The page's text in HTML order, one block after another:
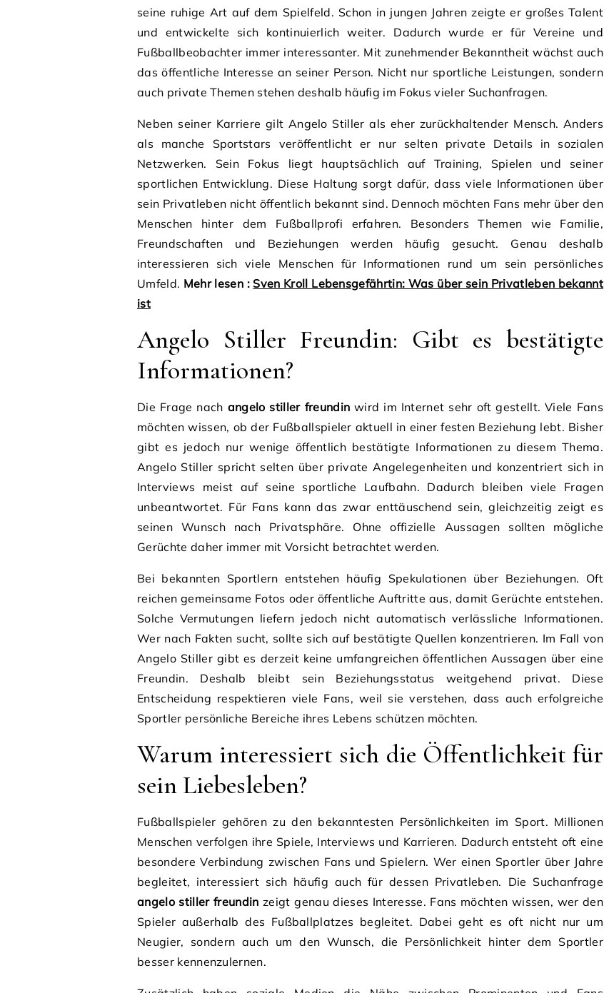
seine ruhige Art auf dem Spielfeld. Schon in jungen Jahren zeigte er großes Talent
und entwickelte sich kontinuierlich weiter. Dadurch wurde er für Vereine und
Fußballbeobachter immer interessanter. Mit zunehmender Bekanntheit wächst auch
das öffentliche Interesse an seiner Person. Nicht nur sportliche Leistungen, sondern
auch private Themen stehen deshalb häufig im Fokus vieler Suchanfragen.
Neben seiner Karriere gilt Angelo Stiller als eher zurückhaltender Mensch. Anders
als manche Sportstars veröffentlicht er nur selten private Details in sozialen
Netzwerken. Sein Fokus liegt hauptsächlich auf Training, Spielen und seiner
sportlichen Entwicklung. Diese Haltung sorgt dafür, dass viele Informationen über
sein Privatleben nicht öffentlich bekannt sind. Dennoch möchten Fans mehr über den
Menschen hinter dem Fußballprofi erfahren. Besonders Themen wie Familie,
Freundschaften und Beziehungen werden häufig gesucht. Genau deshalb
interessieren sich viele Menschen für Informationen rund um sein persönliches
Umfeld. Mehr lesen :Sven Kroll Lebensgefährtin: Was über sein Privatleben bekannt
ist
Angelo Stiller Freundin: Gibt es bestätigte
Informationen?
Die Frage nach angelo stiller freundin wird im Internet sehr oft gestellt. Viele Fans
möchten wissen, ob der Fußballspieler aktuell in einer festen Beziehung lebt. Bisher
gibt es jedoch nur wenige öffentlich bestätigte Informationen zu diesem Thema.
Angelo Stiller spricht selten über private Angelegenheiten und konzentriert sich in
Interviews meist auf seine sportliche Laufbahn. Dadurch bleiben viele Fragen
unbeantwortet. Für Fans kann das zwar enttäuschend sein, gleichzeitig zeigt es
seinen Wunsch nach Privatsphäre. Ohne offizielle Aussagen sollten mögliche
Gerüchte daher immer mit Vorsicht betrachtet werden.
Bei bekannten Sportlern entstehen häufig Spekulationen über Beziehungen. Oft
reichen gemeinsame Fotos oder öffentliche Auftritte aus, damit Gerüchte entstehen.
Solche Vermutungen liefern jedoch nicht automatisch verlässliche Informationen.
Wer nach Fakten sucht, sollte sich auf bestätigte Quellen konzentrieren. Im Fall von
Angelo Stiller gibt es derzeit keine umfangreichen öffentlichen Aussagen über eine
Freundin. Deshalb bleibt sein Beziehungsstatus weitgehend privat. Diese
Entscheidung respektieren viele Fans, weil sie verstehen, dass auch erfolgreiche
Sportler persönliche Bereiche ihres Lebens schützen möchten.
Warum interessiert sich die Öffentlichkeit für
sein Liebesleben?
Fußballspieler gehören zu den bekanntesten Persönlichkeiten im Sport. Millionen
Menschen verfolgen ihre Spiele, Interviews und Karrieren. Dadurch entsteht oft eine
besondere Verbindung zwischen Fans und Spielern. Wer einen Sportler über Jahre
begleitet, interessiert sich häufig auch für dessen Privatleben. Die Suchanfrage
angelo stiller freundin zeigt genau dieses Interesse. Fans möchten wissen, wer den
Spieler außerhalb des Fußballplatzes begleitet. Dabei geht es oft nicht nur um
Neugier, sondern auch um den Wunsch, die Persönlichkeit hinter dem Sportler
besser kennenzulernen.